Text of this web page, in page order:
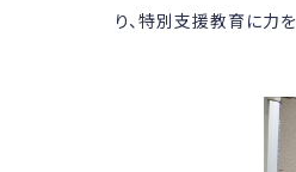
り、特別支援教育に力